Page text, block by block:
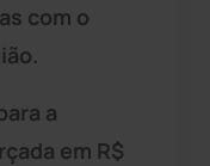
com o
a
em R$